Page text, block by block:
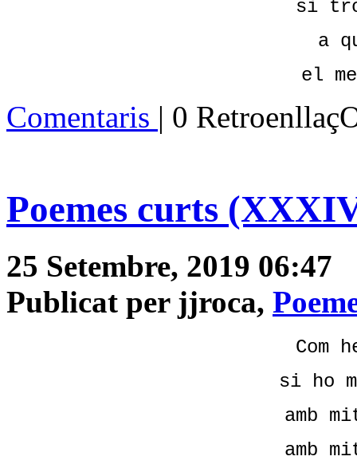
si
a
el
Comentaris | 0
Poemes curts
25 Setembre, 2019 06:47
Publicat per jjroca,
Com
si ho
amb
amb